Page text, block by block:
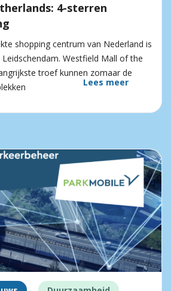
4-sterren
shopping centrum van Nederland is
Westfield Mall of the
troef kunnen zomaar de
Lees meer